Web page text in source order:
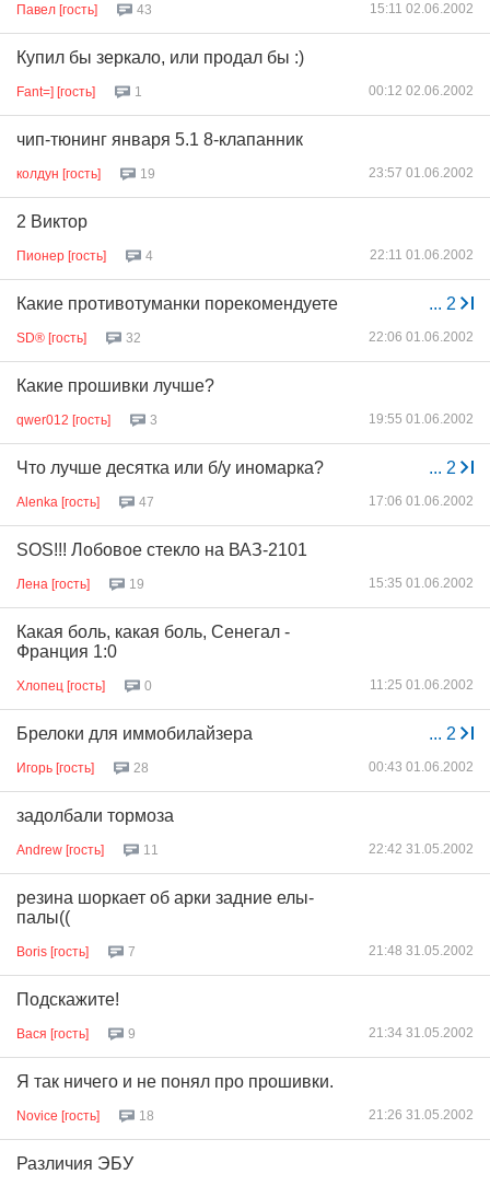
Павел [гость] 43 15:11 02.06.2002
Купил бы зеркало, или продал бы :)
Fant=] [гость] 1 00:12 02.06.2002
чип-тюнинг января 5.1 8-клапанник
колдун [гость] 19 23:57 01.06.2002
2 Виктор
Пионер [гость] 4 22:11 01.06.2002
... 2
Какие противотуманки порекомендуете
SD® [гость] 32 22:06 01.06.2002
Какие прошивки лучше?
qwer012 [гость] 3 19:55 01.06.2002
... 2
Что лучше десятка или б/у иномарка?
Alenka [гость] 47 17:06 01.06.2002
SOS!!! Лобовое стекло на ВАЗ-2101
Лена [гость] 19 15:35 01.06.2002
Какая боль, какая боль, Сенегал -
Франция 1:0
Хлопец [гость] 0 11:25 01.06.2002
... 2
Брелоки для иммобилайзера
Игорь [гость] 28 00:43 01.06.2002
задолбали тормоза
Andrew [гость] 11 22:42 31.05.2002
резина шоркает об арки задние елы-
палы((
Boris [гость] 7 21:48 31.05.2002
Подскажите!
Вася [гость] 9 21:34 31.05.2002
Я так ничего и не понял про прошивки.
Novice [гость] 18 21:26 31.05.2002
Различия ЭБУ